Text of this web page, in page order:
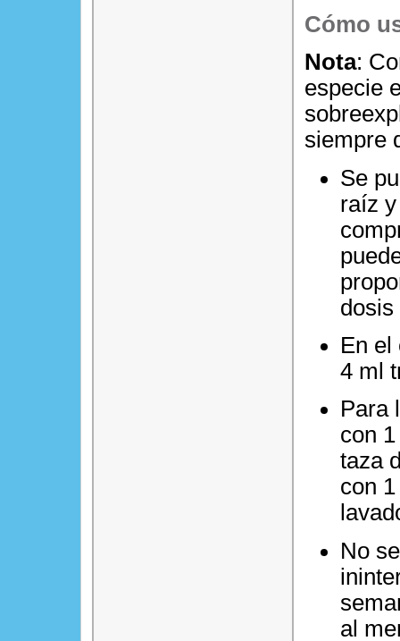
Cómo
Nota:
especie
siempre
Se
raíz
dosis
En el
4 ml
Para
con
taza
con
No
al